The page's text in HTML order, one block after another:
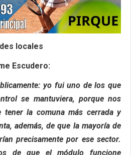
locales
Escudero:
yo fui uno de los que
se mantuviera, porque nos
tener la comuna más cerrada y
además, de que la mayoría de
precisamente por ese sector.
de que el módulo funcione